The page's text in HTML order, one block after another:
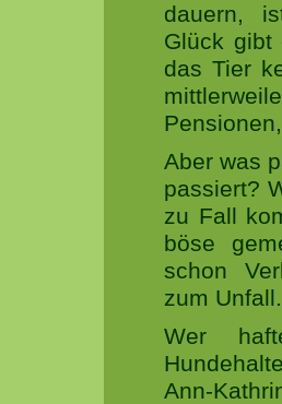
dauern,
Glück gibt
das Tier
Aber was
passiert?
zu Fall
böse
schon
zum Unfall.
Wer
Ann-